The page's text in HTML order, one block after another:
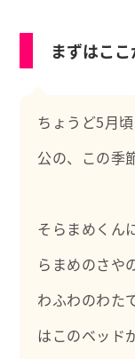
・教育委員会の
・国立、大学
【職務経歴】
・心理相談、カ
・心理実習生の
・大学や研修会
・Podcastラジ
まずはここ
ちょうど5月
公の、この季
そらまめくん
らまめのさや
わふわのわた
はこのベッド